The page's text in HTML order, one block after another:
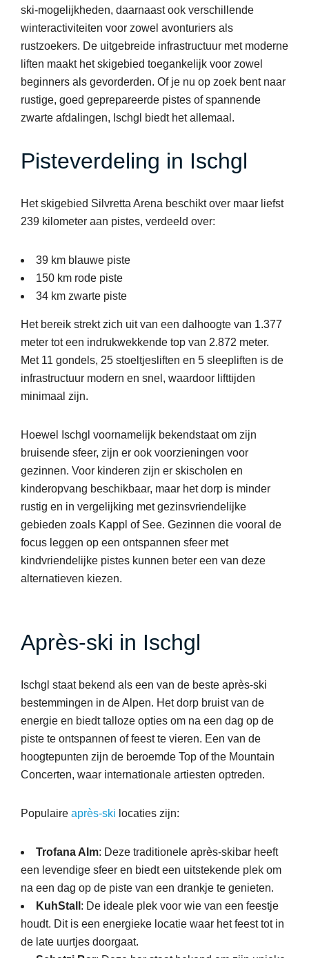
ski-mogelijkheden, daarnaast ook verschillende
winteractiviteiten voor zowel avonturiers als
rustzoekers. De uitgebreide infrastructuur met moderne
liften maakt het skigebied toegankelijk voor zowel
beginners als gevorderden. Of je nu op zoek bent naar
rustige, goed geprepareerde pistes of spannende
zwarte afdalingen, Ischgl biedt het allemaal.
Pisteverdeling in Ischgl
Het skigebied Silvretta Arena beschikt over maar liefst
239 kilometer aan pistes, verdeeld over:
39 km blauwe piste
150 km rode piste
34 km zwarte piste
Het bereik strekt zich uit van een dalhoogte van 1.377
meter tot een indrukwekkende top van 2.872 meter.
Met 11 gondels, 25 stoeltjesliften en 5 sleepliften is de
infrastructuur modern en snel, waardoor lifttijden
minimaal zijn.
Hoewel Ischgl voornamelijk bekendstaat om zijn
bruisende sfeer, zijn er ook voorzieningen voor
gezinnen. Voor kinderen zijn er skischolen en
kinderopvang beschikbaar, maar het dorp is minder
rustig en in vergelijking met gezinsvriendelijke
gebieden zoals Kappl of See. Gezinnen die vooral de
focus leggen op een ontspannen sfeer met
kindvriendelijke pistes kunnen beter een van deze
alternatieven kiezen.
Après-ski in Ischgl
Ischgl staat bekend als een van de beste après-ski
bestemmingen in de Alpen. Het dorp bruist van de
energie en biedt talloze opties om na een dag op de
piste te ontspannen of feest te vieren. Een van de
hoogtepunten zijn de beroemde Top of the Mountain
Concerten, waar internationale artiesten optreden.
Populaire après-ski locaties zijn:
Trofana Alm: Deze traditionele après-skibar heeft
een levendige sfeer en biedt een uitstekende plek om
na een dag op de piste van een drankje te genieten.
KuhStall : De ideale plek voor wie van een feestje
houdt. Dit is een energieke locatie waar het feest tot in
de late uurtjes doorgaat.